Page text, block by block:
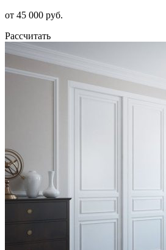
от 45 000 руб.
Рассчитать